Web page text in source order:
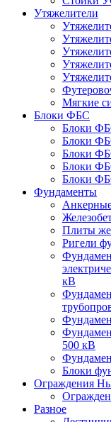
Утяжелители
Мягкие
Блоки ФБС
Блоки
Блоки
Блоки
Блоки
Блоки
Фундаменты
Плиты
Ригели
кВ
500 кВ
Блоки
Ограждения
Разное